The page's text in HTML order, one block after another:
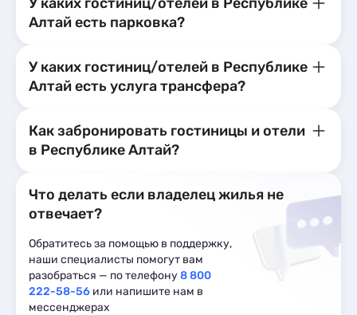
Алтай есть парковка?
У каких гостиниц/отелей в Республике
Алтай есть услуга трансфера?
Как забронировать гостиницы и отели
в Республике Алтай?
Что делать если владелец жилья не
отвечает?
Обратитесь за помощью в поддержку,
наши специалисты помогут вам
разобраться — по телефону8 800
222-58-56 или напишите нам в
мессенджерах